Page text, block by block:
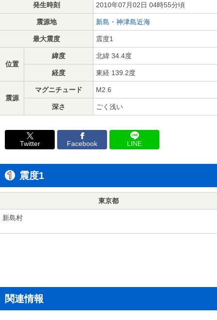
発生時刻 2010年07月02日 04時55分頃
震源地 新島・神津島近海
最大震度 震度1
位置
緯度 北緯 34.4度
経度 東経 139.2度
震源
マグニチュード M2.6
深さ ごく浅い
Twitter Facebook LINE
震度1
東京都
新島村
関連情報